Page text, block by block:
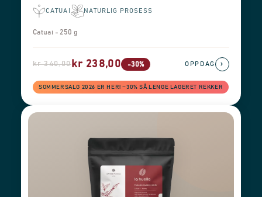
CATUAI NATURLIG PROSESS
Catuai - 250 g
kr 340,00kr 238,00 -30%
SOMMERSALG 2026 ER HER! −30% SÅ LENGE LAGERET REKKER
OPPDAG ›